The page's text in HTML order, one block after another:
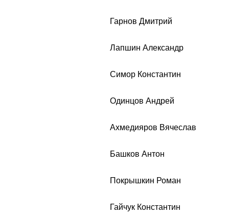
Гарнов Дмитрий
Лапшин Александр
Симор Константин
Одинцов Андрей
Ахмедияров Вячеслав
Башков Антон
Покрышкин Роман
Гайчук Константин